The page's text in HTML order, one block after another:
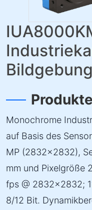
Bildgebung
Monochrome
auf Basis des
MP (2832×2832),
mm und Pixelgröße
fps @ 2832×2832;
8/12 Bit.